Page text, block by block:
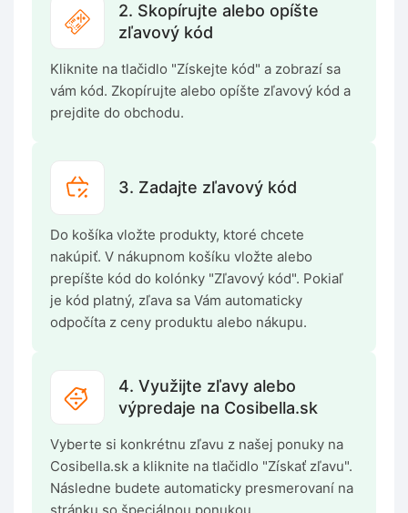
2. Skopírujte alebo opíšte
zľavový kód
Kliknite na tlačidlo "Získejte kód" a zobrazí sa
vám kód. Zkopírujte alebo opíšte zľavový kód a
prejdite do obchodu.
3. Zadajte zľavový kód
Do košíka vložte produkty, ktoré chcete
nakúpiť. V nákupnom košíku vložte alebo
prepíšte kód do kolónky "Zľavový kód". Pokiaľ
je kód platný, zľava sa Vám automaticky
odpočíta z ceny produktu alebo nákupu.
4. Využijte zľavy alebo
výpredaje na Cosibella.sk
Vyberte si konkrétnu zľavu z našej ponuky na
Cosibella.sk a kliknite na tlačidlo "Získať zľavu".
Následne budete automaticky presmerovaní na